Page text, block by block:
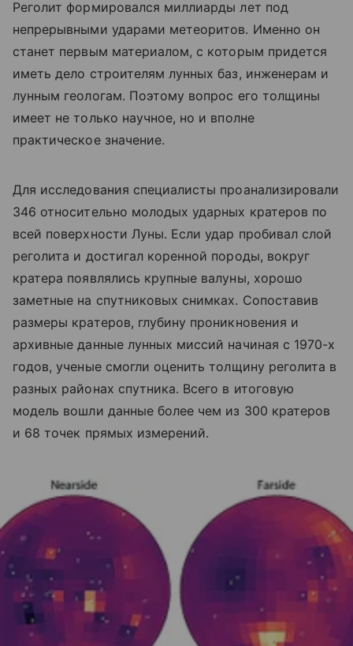
Реголит формировался миллиарды лет под
непрерывными ударами метеоритов. Именно он
станет первым материалом, с которым придется
иметь дело строителям лунных баз, инженерам и
лунным геологам. Поэтому вопрос его толщины
имеет не только научное, но и вполне
практическое значение.
Для исследования специалисты проанализировали
346 относительно молодых ударных кратеров по
всей поверхности Луны. Если удар пробивал слой
реголита и достигал коренной породы, вокруг
кратера появлялись крупные валуны, хорошо
заметные на спутниковых снимках. Сопоставив
размеры кратеров, глубину проникновения и
архивные данные лунных миссий начиная с 1970-х
годов, ученые смогли оценить толщину реголита в
разных районах спутника. Всего в итоговую
модель вошли данные более чем из 300 кратеров
и 68 точек прямых измерений.